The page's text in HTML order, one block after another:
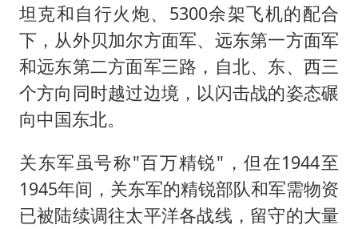
坦克和自行火炮、5300余架飞机的配合
下，从外贝加尔方面军、远东第一方面军
和远东第二方面军三路，自北、东、西三
个方向同时越过边境，以闪击战的姿态碾
向中国东北。
关东军虽号称"百万精锐"，但在1944至
1945年间，关东军的精锐部队和军需物资
已被陆续调往太平洋各战线，留守的大量